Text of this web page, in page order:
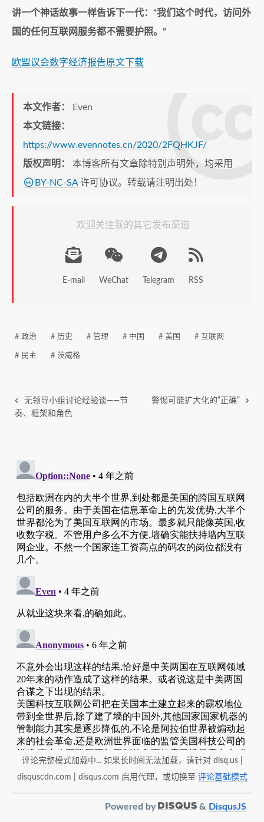
讲一个神话故事一样告诉下一代：“我们这个时代，访问外
国的任何互联网服务都不需要护照。”
欧盟议会数字经济报告原文下载
本文作者：
Even
本文链接：
https://www.evennotes.cn/2020/2FQHKJF/
版权声明： 本博客所有文章除特别声明外，均采用
BY-NC-SA许可协议。转载请注明出处！
欢迎关注我的其它发布渠道
E-mail WeChat Telegram RSS
# 政治 # 历史 # 管理 # 中国 # 美国 # 互联网
# 民主 # 茨威格
无领导小组讨论经验谈——节
奏、框架和角色
警惕可能扩大化的“正确”
评论完整模式加载中... 如果长时间无法加载，请针对 disq.us |
disquscdn.com | disqus.com 启用代理，或切换至 评论基础模式
Powered by & DisqusJS